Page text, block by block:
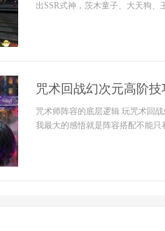
出SSR式神，茨木童子、大天狗
咒术回战幻次元高阶
咒术师阵容的底层逻辑 玩咒术回
我最大的感悟就是阵容搭配不能